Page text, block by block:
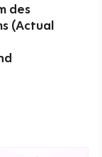
des
(Actual